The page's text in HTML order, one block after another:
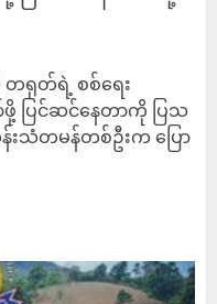
ရုတ်ရဲ့ စစ်ရေး
ပြင်ဆင်နေတာကို ပြသ
သံတမန်တစ်ဦးက ပြော